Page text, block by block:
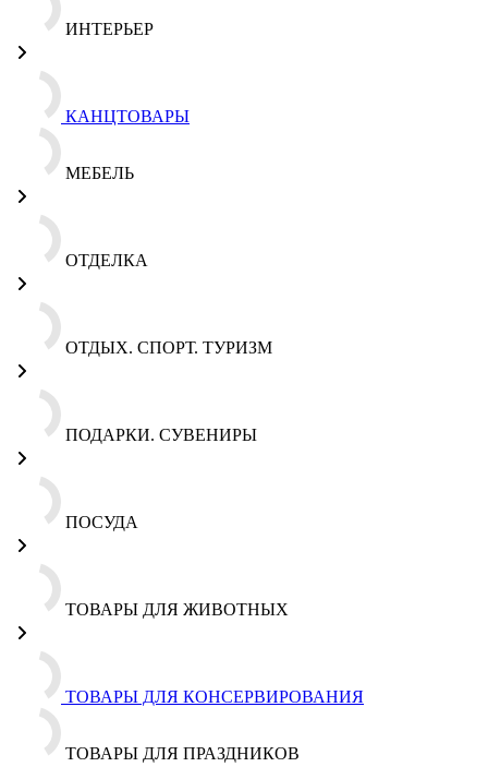
ИНТЕРЬЕР
КАНЦТОВАРЫ
МЕБЕЛЬ
ОТДЕЛКА
ОТДЫХ. СПОРТ. ТУРИЗМ
ПОДАРКИ. СУВЕНИРЫ
ПОСУДА
ТОВАРЫ ДЛЯ ЖИВОТНЫХ
ТОВАРЫ ДЛЯ КОНСЕРВИРОВАНИЯ
ТОВАРЫ ДЛЯ ПРАЗДНИКОВ